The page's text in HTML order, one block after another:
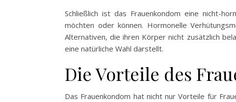
Schließlich ist das Frauenkondom eine nicht-
möchten oder können. Hormonelle
Alternativen, die ihren Körper nicht zusätzlich
eine natürliche Wahl darstellt.
Die Vorteile des
Das Frauenkondom hat nicht nur Vorteile für